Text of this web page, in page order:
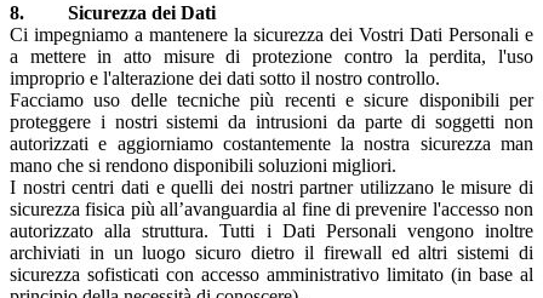
8. Sicurezza dei Dati
Ci impegniamo a mantenere la sicurezza dei Vostri Dati Personali e
a mettere in atto misure di protezione contro la perdita, l'uso
improprio e l'alterazione dei dati sotto il nostro controllo.
Facciamo uso delle tecniche più recenti e sicure disponibili per
proteggere i nostri sistemi da intrusioni da parte di soggetti non
autorizzati e aggiorniamo costantemente la nostra sicurezza man
mano che si rendono disponibili soluzioni migliori.
I nostri centri dati e quelli dei nostri partner utilizzano le misure di
sicurezza fisica più all’avanguardia al fine di prevenire l'accesso non
autorizzato alla struttura. Tutti i Dati Personali vengono inoltre
archiviati in un luogo sicuro dietro il firewall ed altri sistemi di
sicurezza sofisticati con accesso amministrativo limitato (in base al